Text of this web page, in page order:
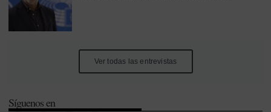
Ver todas las entrevistas
Síguenos en